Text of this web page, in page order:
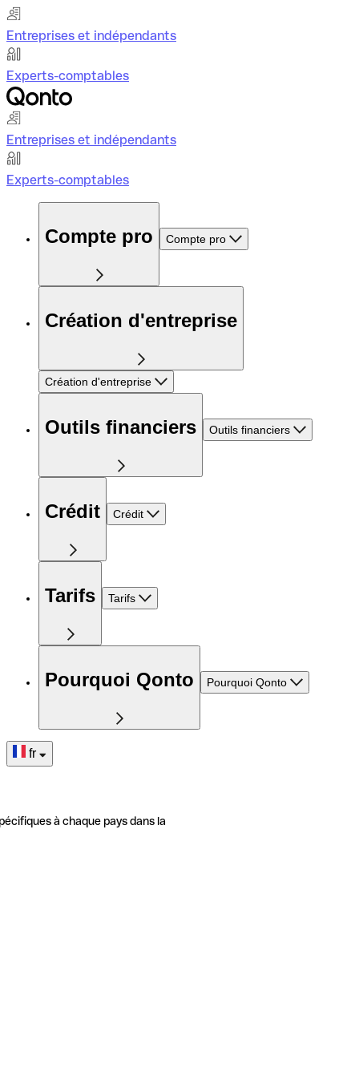
Entreprises et indépendants
Experts-comptables
Entreprises et indépendants
Experts-comptables
Compte pro Compte pro
Création d'entreprise
Création d'entreprise
Outils financiers Outils financiers
Crédit Crédit
Tarifs Tarifs
Pourquoi Qonto Pourquoi Qonto
fr
à chaque pays dans la